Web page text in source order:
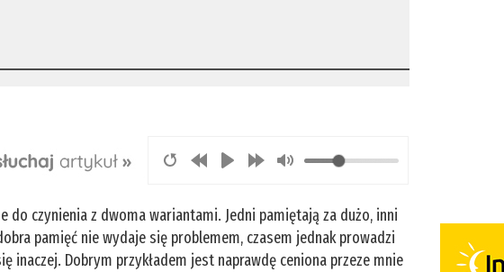
do czynienia z dwoma wariantami. Jedni pamiętają za dużo, inni
pamięć nie wydaje się problemem, czasem jednak prowadzi
inaczej. Dobrym przykładem jest naprawdę ceniona przeze mnie